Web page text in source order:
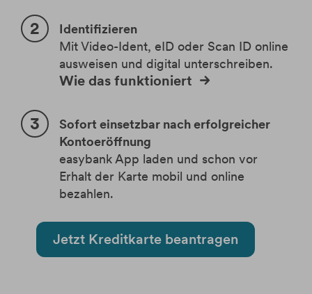
Identifizieren
Mit Video-Ident, eID oder Scan ID online
ausweisen und digital unterschreiben.
Wie das funktioniert
Sofort einsetzbar nach erfolgreicher
Kontoeröffnung
easybank App laden und schon vor
Erhalt der Karte mobil und online
bezahlen.
Jetzt Kreditkarte beantragen